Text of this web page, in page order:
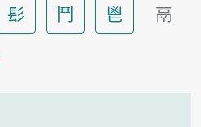
髟 鬥 鬯
鬲